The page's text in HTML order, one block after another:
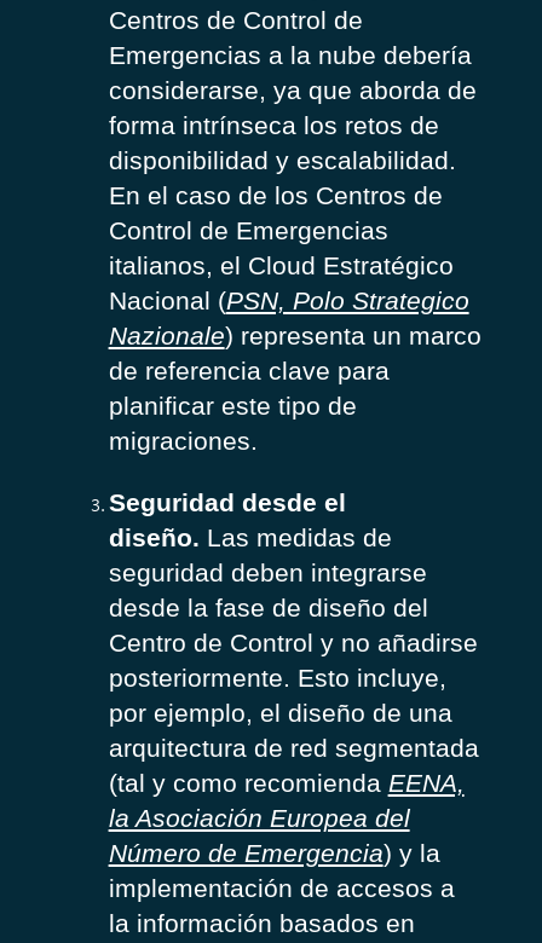
Centros de Control de
Emergencias a la nube debería
considerarse, ya que aborda de
forma intrínseca los retos de
disponibilidad y escalabilidad.
En el caso de los Centros de
Control de Emergencias
italianos, el Cloud Estratégico
Nacional (PSN, Polo Strategico
Nazionale) representa un marco
de referencia clave para
planificar este tipo de
migraciones.
Seguridad desde el
diseño. Las medidas de
seguridad deben integrarse
desde la fase de diseño del
Centro de Control y no añadirse
posteriormente. Esto incluye,
por ejemplo, el diseño de una
arquitectura de red segmentada
(tal y como recomienda EENA,
la Asociación Europea del
Número de Emergencia) y la
implementación de accesos a
la información basados en